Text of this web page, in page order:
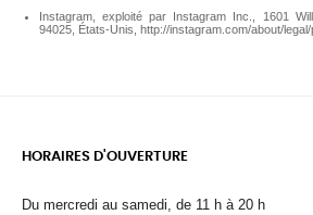
Instagram, exploité par Instagram Inc., 1601
94025, États-Unis, http://instagram.com/about/
HORAIRES D'OUVERTURE
Du mercredi au samedi, de 11 h à 20 h